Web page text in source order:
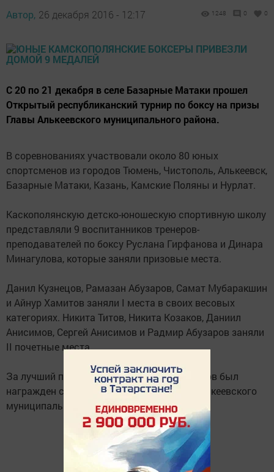
Автор, 26 декабря 2016 - 12:17 1248 0 0
С 20 по 21 декабря в селе Базарные Матаки прошел
Открытый республиканский турнир по боксу на призы
Главы Алькеевского муниципального района.
В соревнованиях участвовали около 80 юных
спортсменов из городов Тюмень, Чистополь, Алькеевск,
Базарные Матаки, Казань, Камские Поляны и Нурлат.
Каскополянскую детско-юношескую спортивную школу
представляли 9 воспитанников тренеров-
преподавателей по боксу Руслана Гирфанова и Динара
Минагулова, которые заняли призовые места.
Данил Кузнецов, Рамазан Абузаров, Самат Мубаракшин
и Айнур Хамитов заняли I места в своих весовых
категориях. Никита Титов, Никита Козаков, Даниил
Анисимов, Сергей Анисимов и Радмир Абузаров заняли
II почетные места.
За лучший проведенный бой Данил Кузнецов был
награжден специальным призом Главы Алькеевского
муниципального района.